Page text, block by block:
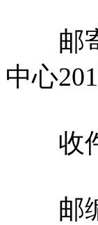
邮寄
中心
收件
邮编